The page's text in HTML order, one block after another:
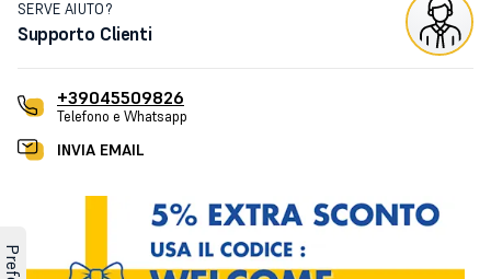
SERVE AIUTO?
Supporto Clienti
+39045509826
Telefono e Whatsapp
INVIA EMAIL